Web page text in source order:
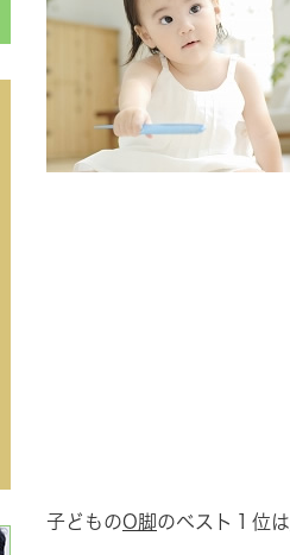
子どものO脚 のベスト１位は